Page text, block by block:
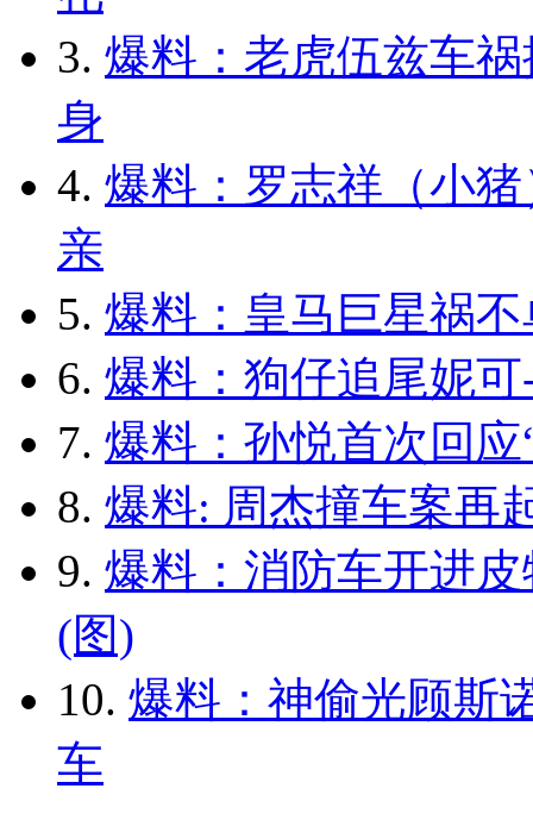
3. 爆料：老虎伍兹车
身
4. 爆料：罗志祥（小
亲
5. 爆料：皇马巨星祸
6. 爆料：狗仔追尾妮
7. 爆料：孙悦首次回
8. 爆料: 周杰撞车案再
9. 爆料：消防车开进
(图)
10. 爆料：神偷光顾斯
车